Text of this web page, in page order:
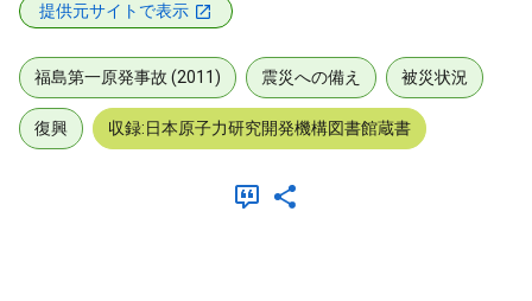
提供元サイトで表示
福島第一原発事故 (2011) 震災への備え 被災状況
復興 収録:日本原子力研究開発機構図書館蔵書